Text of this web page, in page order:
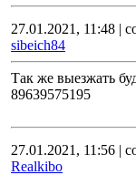
27.01.2021, 11:48 |
sibeich84
Так же выезжать
89639575195
27.01.2021, 11:56 |
Realkibo